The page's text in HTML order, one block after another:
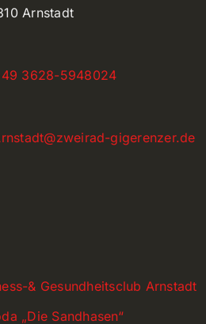
Arnstadt
3628-5948024
gigerenzer.de
& Gesundheitsclub Arnstadt
„Die Sandhasen“